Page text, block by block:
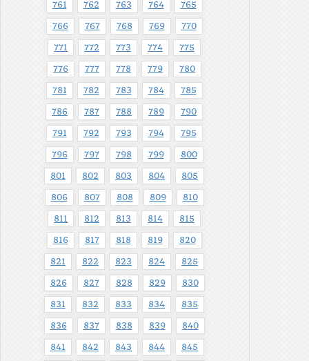
761 762 763 764 765
766 767 768 769 770
771 772 773 774 775
776 777 778 779 780
781 782 783 784 785
786 787 788 789 790
791 792 793 794 795
796 797 798 799 800
801 802 803 804 805
806 807 808 809 810
811 812 813 814 815
816 817 818 819 820
821 822 823 824 825
826 827 828 829 830
831 832 833 834 835
836 837 838 839 840
841 842 843 844 845